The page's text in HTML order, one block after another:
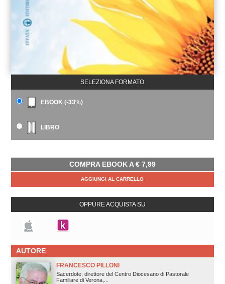
SELEZIONA FORMATO
EBOOK (-33%)
LIBRO
COMPRA EBOOK A€7,99
AGGIUNGI AL CARRELLO
OPPURE ACQUISTA SU
AUTORE
FRANCESCO PILLONI
Sacerdote, direttore del Centro Diocesano di Pastorale
Familiare di Verona,...